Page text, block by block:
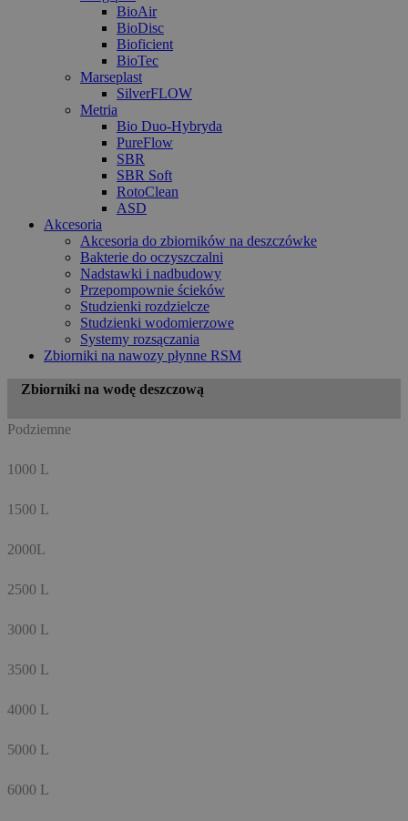
BioAir
BioDisc
Bioficient
BioTec
Marseplast
SilverFLOW
Metria
Bio Duo-Hybryda
PureFlow
SBR
SBR Soft
RotoClean
ASD
Akcesoria
Akcesoria do zbiorników na deszczówke
Bakterie do oczyszczalni
Nadstawki i nadbudowy
Przepompownie ścieków
Studzienki rozdzielcze
Studzienki wodomierzowe
Systemy rozsączania
Zbiorniki na nawozy płynne RSM
Zbiorniki na wodę deszczową
Podziemne
1000 L
1500 L
2000L
2500 L
3000 L
3500 L
4000 L
5000 L
6000 L